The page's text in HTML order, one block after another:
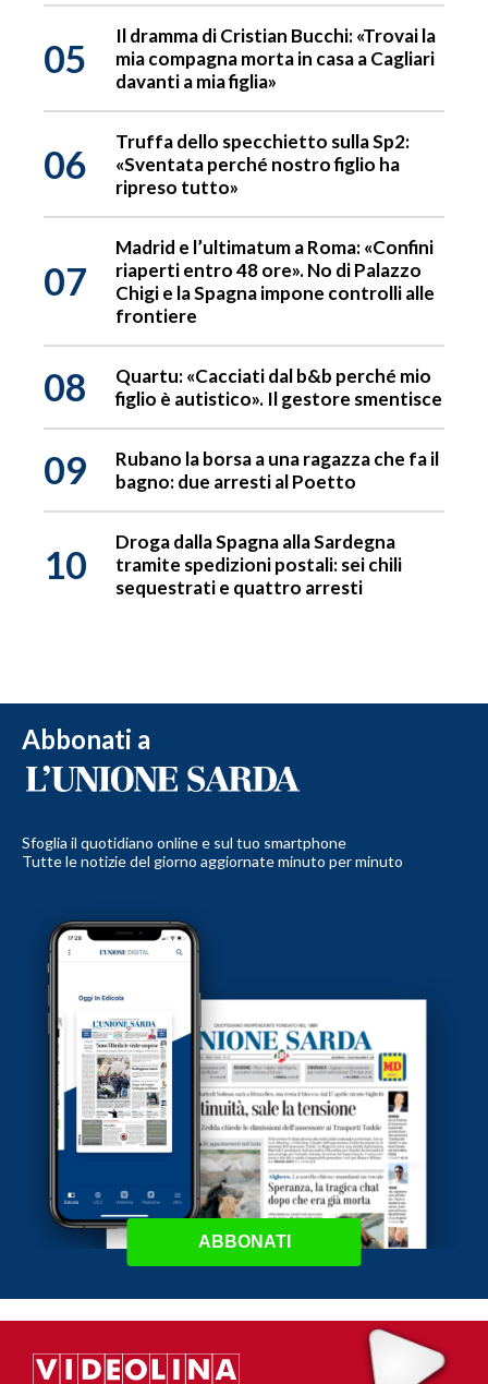
05
Il dramma di Cristian Bucchi: «Trovai la
mia compagna morta in casa a Cagliari
davanti a mia figlia»
06
Truffa dello specchietto sulla Sp2:
«Sventata perché nostro figlio ha
ripreso tutto»
07
Madrid e l’ultimatum a Roma: «Confini
riaperti entro 48 ore». No di Palazzo
Chigi e la Spagna impone controlli alle
frontiere
08
Quartu: «Cacciati dal b&b perché mio
figlio è autistico». Il gestore smentisce
09
Rubano la borsa a una ragazza che fa il
bagno: due arresti al Poetto
10
Droga dalla Spagna alla Sardegna
tramite spedizioni postali: sei chili
sequestrati e quattro arresti
Abbonati a
Sfoglia il quotidiano online e sul tuo smartphone
Tutte le notizie del giorno aggiornate minuto per minuto
ABBONATI